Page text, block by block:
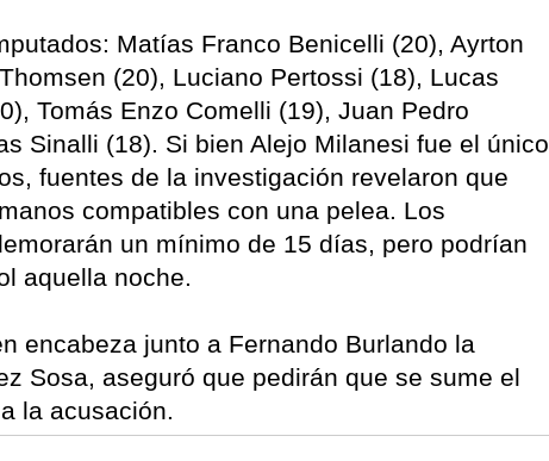
Matías Franco Benicelli (20), Ayrton
(20), Luciano Pertossi (18), Lucas
Tomás Enzo Comelli (19), Juan Pedro
Sinalli (18). Si bien Alejo Milanesi fue el único
fuentes de la investigación revelaron que
compatibles con una pelea. Los
un mínimo de 15 días, pero podrían
aquella noche.
encabeza junto a Fernando Burlando la
Sosa, aseguró que pedirán que se sume el
la acusación.